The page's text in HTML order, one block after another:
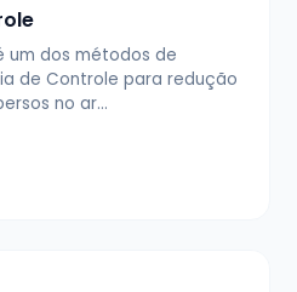
um dos métodos de
de Controle para redução
no ar…